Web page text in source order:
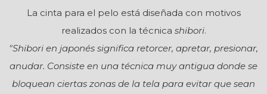
La cinta para el pelo está diseñada con motivos
realizados con la técnica shibori.
"Shibori en japonés significa retorcer, apretar, presionar,
anudar. Consiste en una técnica muy antigua donde se
bloquean ciertas zonas de la tela para evitar que sean